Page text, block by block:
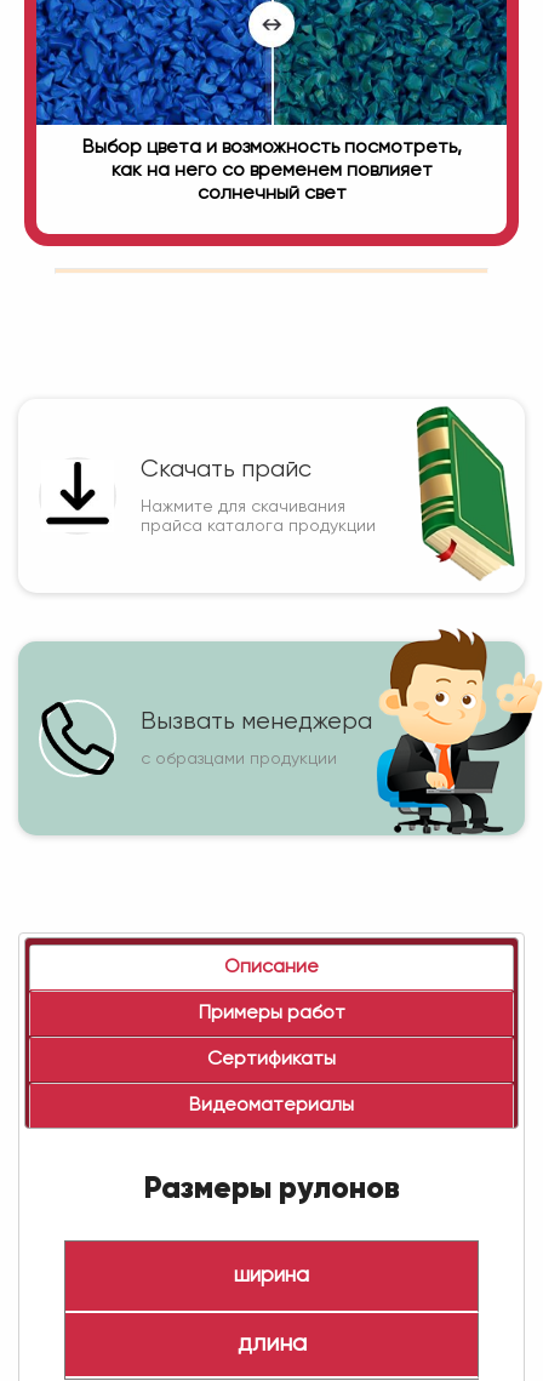
Выбор цвета и возможность посмотреть,
как на него со временем повлияет
солнечный свет
Скачать прайс
Нажмите для скачивания
прайса каталога продукции
Вызвать менеджера
с образцами продукции
Описание
Примеры работ
Сертификаты
Видеоматериалы
Размеры рулонов
ширина
длина